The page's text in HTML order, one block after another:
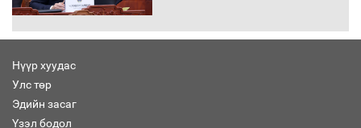
Нүүр хуудас
Улс төр
Эдийн засаг
Үзэл бодол